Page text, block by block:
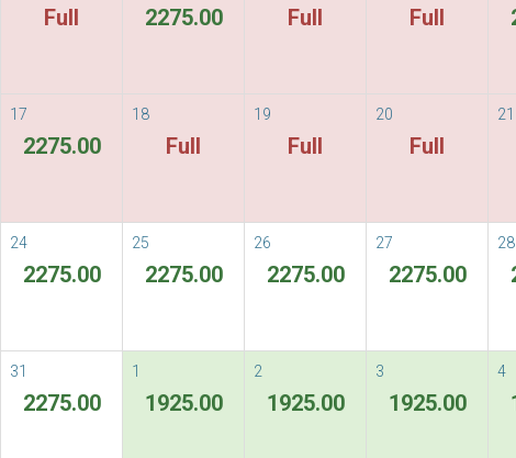
客房套餐
Spa
Muang Chiang Mai
Flexible Rate
Full 2275.00 Full Full
17
2275.00
18
Full
19
Full
20
Full
21
24
2275.00
25
2275.00
26
2275.00
27
2275.00
28
31
2275.00
1
1925.00
2
1925.00
3
1925.00
4